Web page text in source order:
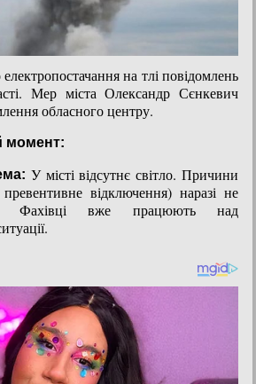
на тлі повідомлень
Мер міста Олександр Сєнкевич
обласного центру.
момент:
У місті відсутнє світло. Причини
відключення) наразі не
Фахівці вже працюють над